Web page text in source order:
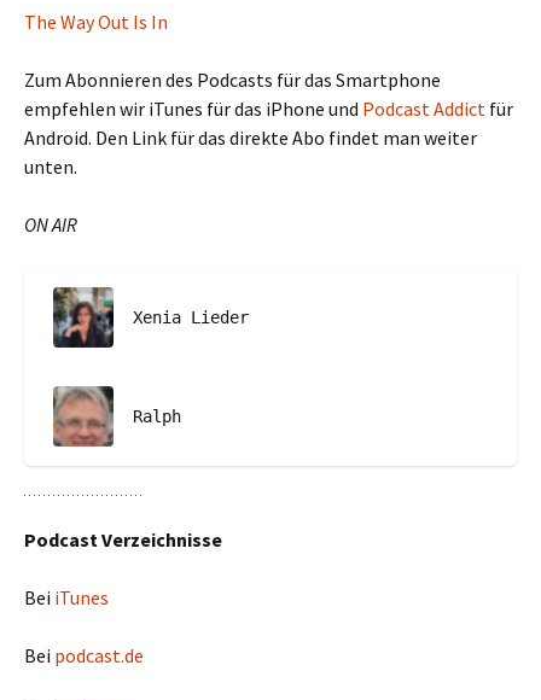
The Way Out Is In
Zum Abonnieren des Podcasts für das Smartphone
empfehlen wir iTunes für das iPhone und Podcast Addict für
Android. Den Link für das direkte Abo findet man weiter
unten.
ON AIR
Xenia Lieder
Ralph
Podcast Verzeichnisse
Bei iTunes
Bei podcast.de